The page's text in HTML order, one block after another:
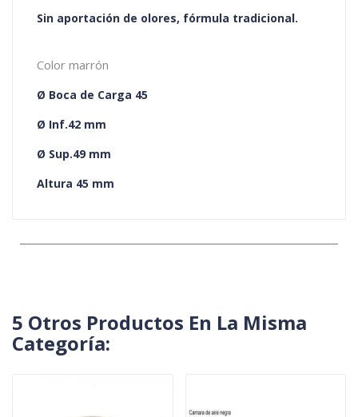
Sin aportación de olores, fórmula tradicional.
Color marrón
Ø Boca de Carga 45
Ø Inf.42 mm
Ø Sup.49 mm
Altura 45 mm
5 Otros Productos En La Misma
Categoría: